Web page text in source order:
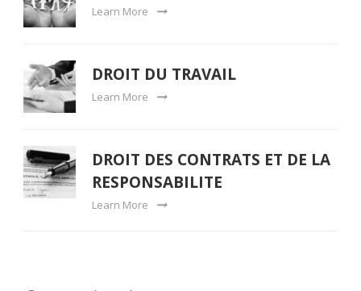
Learn More
DROIT DU TRAVAIL
Learn More
DROIT DES CONTRATS ET DE LA
RESPONSABILITE
Learn More